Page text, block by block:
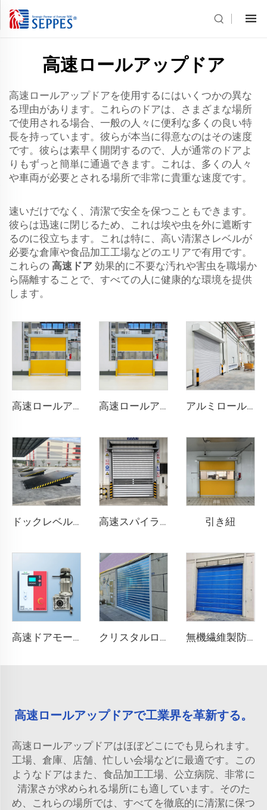
高速ロールアップドア
高速ロールアップドアを使用するにはいくつかの異な
る理由があります。これらのドアは、さまざまな場所
で使用される場合、一般の人々に便利な多くの良い特
長を持っています。彼らが本当に得意なのはその速度
です。彼らは素早く開閉するので、人が通常のドアよ
りもずっと簡単に通過できます。これは、多くの人々
や車両が必要とされる場所で非常に貴重な速度です。
速いだけでなく、清潔で安全を保つこともできます。
彼らは迅速に閉じるため、これは埃や虫を外に遮断す
るのに役立ちます。これは特に、高い清潔さレベルが
必要な倉庫や食品加工工場などのエリアで有用です。
これらの 高速ドア 効果的に不要な汚れや害虫を職場か
ら隔離することで、すべての人に健康的な環境を提供
します。
高速ロールアップドア 高速ロールアップドア アルミロールシャッタードア
ドックレベル러 高速スパイラルドア 引き紐
高速ドアモーター クリスタルローラーシャッタードア 無機繊維製防火シャッタードア
高速ロールアップドアで工業界を革新する。
高速ロールアップドアはほぼどこにでも見られます。
工場、倉庫、店舗、忙しい会場などに最適です。この
ようなドアはまた、食品加工工場、公立病院、非常に
清潔さが求められる場所にも適しています。そのた
め、これらの場所では、すべてを徹底的に清潔に保つ